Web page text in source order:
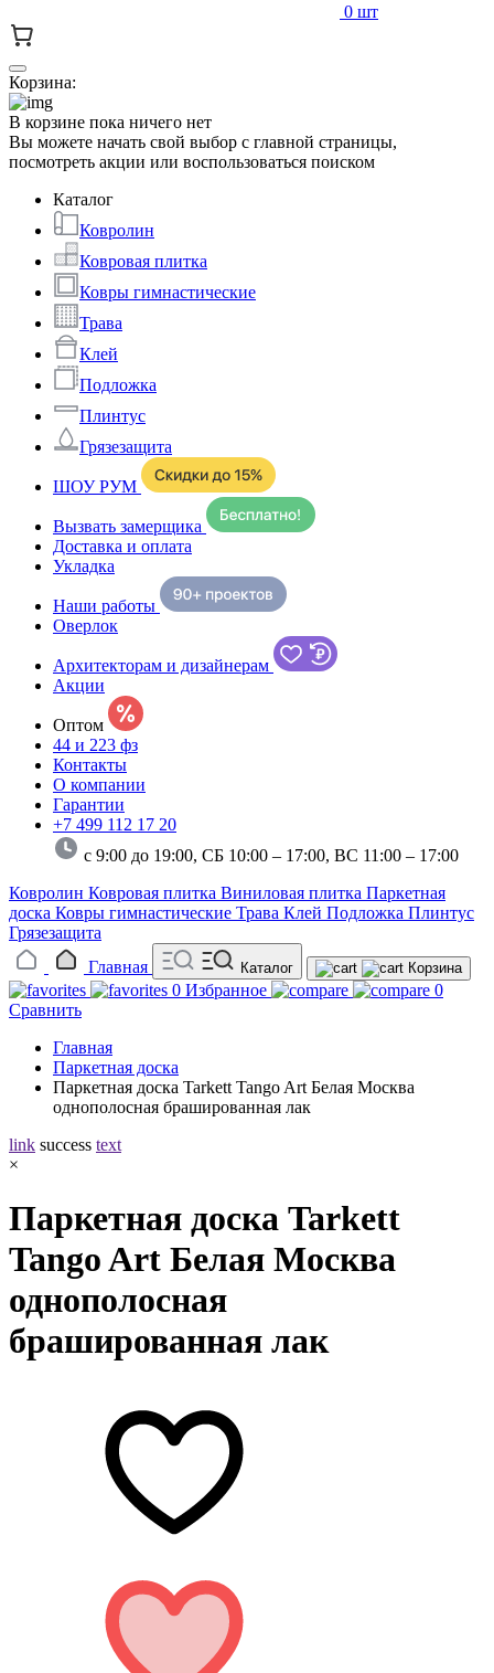
0 шт
Корзина:
В корзине пока ничего нет
Вы можете начать свой выбор с главной страницы,
посмотреть акции или воспользоваться поиском
Каталог
Ковролин
Ковровая плитка
Ковры гимнастические
Трава
Клей
Подложка
Плинтус
Грязезащита
ШОУ РУМ
Вызвать замерщика
Доставка и оплата
Укладка
Наши работы
Оверлок
Архитекторам и дизайнерам
Акции
Оптом
44 и 223 фз
Контакты
О компании
Гарантии
+7 499 112 17 20
с 9:00 до 19:00, СБ 10:00 – 17:00, ВС 11:00 – 17:00
Ковролин Ковровая плитка Виниловая плитка Паркетная
доска Ковры гимнастические Трава Клей Подложка Плинтус
Грязезащита
Главная
Каталог Корзина
0 Избранное
0
Сравнить
Главная
Паркетная доска
Паркетная доска Tarkett Tango Art Белая Москва
однополосная брашированная лак
link success text
×
Паркетная доска Tarkett
Tango Art Белая Москва
однополосная
брашированная лак